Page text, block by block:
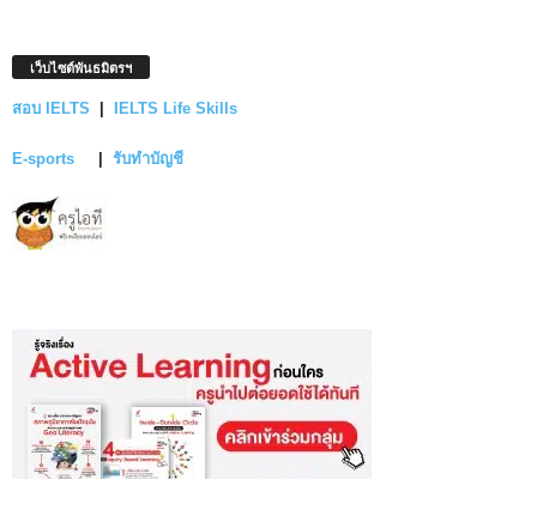
เว็บไซต์พันธมิตรฯ
สอบ IELTS IELTS Life Skills
E-sports รับทำบัญชี